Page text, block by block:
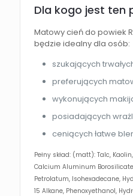
Dla kogo jest ten
Matowy cień do powiek
będzie idealny dla osób:
szukających
preferujących
wykonujących
posiadających
ceniących łatwe
Pełny skład: (matt): Talc,
Calcium Aluminum
Petrolatum, Isohexadecane,
15 Alkane, Phenoxyethanol,